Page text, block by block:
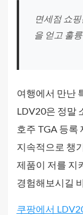
면세점 쇼
을 얻고 훌
여행에서 만난
LDV20은 정말
호주 TGA 등록
지속적으로 챙
제품이 저를 지
경험해보시길
쿠팡에서